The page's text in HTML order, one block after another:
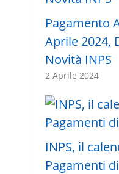
Pagamento
Aprile 2024,
Novità INPS
2 Aprile 2024
INPS, il
Pagamenti